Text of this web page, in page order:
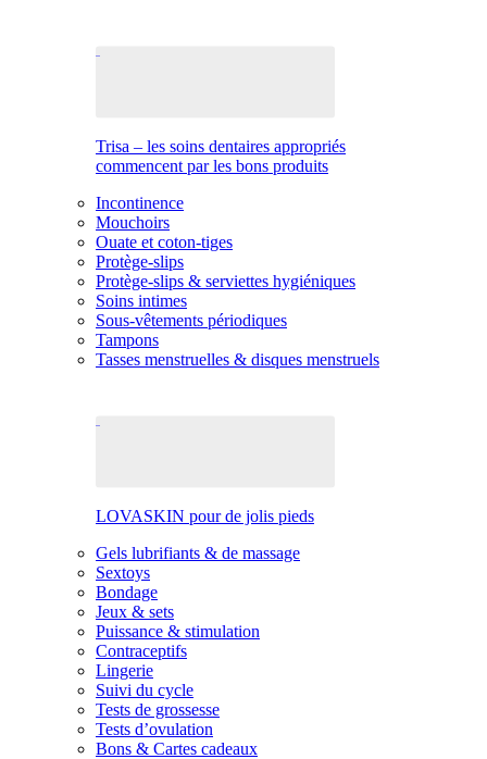
Trisa – les soins dentaires appropriés
commencent par les bons produits
Incontinence
Mouchoirs
Ouate et coton-tiges
Protège-slips
Protège-slips & serviettes hygiéniques
Soins intimes
Sous-vêtements périodiques
Tampons
Tasses menstruelles & disques menstruels
LOVASKIN pour de jolis pieds
Gels lubrifiants & de massage
Sextoys
Bondage
Jeux & sets
Puissance & stimulation
Contraceptifs
Lingerie
Suivi du cycle
Tests de grossesse
Tests d’ovulation
Bons & Cartes cadeaux